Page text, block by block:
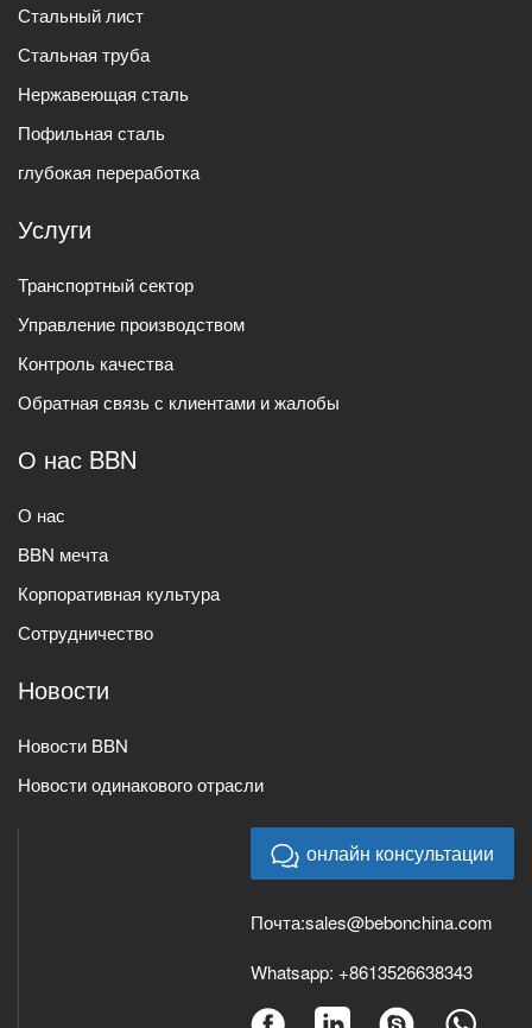
Стальный лист
Стальная труба
Нержавеющая сталь
Пофильная сталь
глубокая переработка
Услуги
Транспортный сектор
Управление производством
Контроль качества
Обратная связь с клиентами и жалобы
О нас BBN
О нас
BBN мечта
Корпоративная культура
Сотрудничество
Новости
Новости BBN
Новости одинакового отрасли
онлайн консультации
Почта:sales@bebonchina.com
Whatsapp: +8613526638343